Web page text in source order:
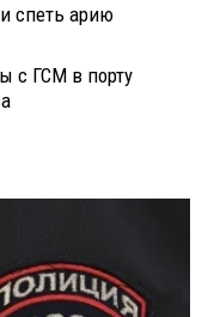
спеть арию
с ГСМ в порту